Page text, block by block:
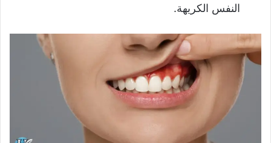
النفس الكريهة.